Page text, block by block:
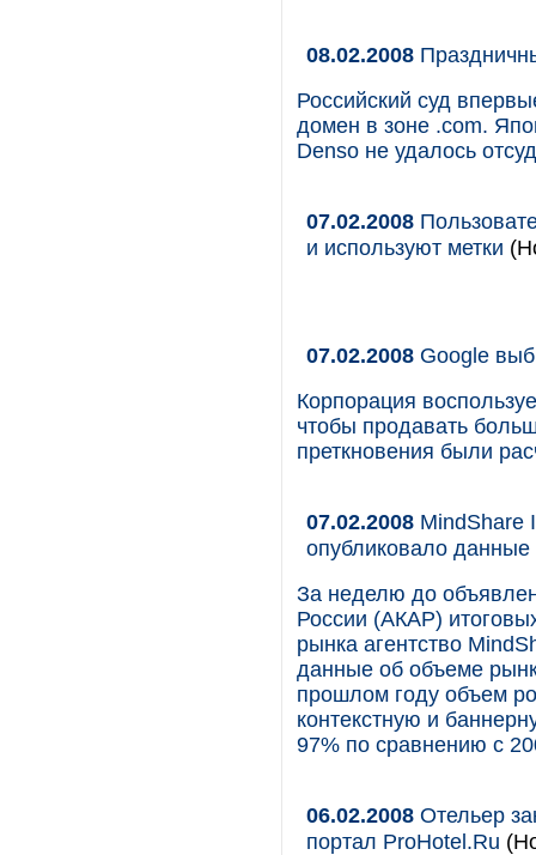
08.02.2008
Российский суд
домен в зоне .com.
Denso не удалось
07.02.2008
и используют метки
07.02.2008 Google
Корпорация
чтобы продавать
преткновения были
07.02.2008 MindShare
опубликовало
За неделю до
России (АКАР)
рынка агентство
данные об объеме
прошлом году объем
контекстную и
97% по сравнению с
06.02.2008 Отельер
портал ProHotel.Ru